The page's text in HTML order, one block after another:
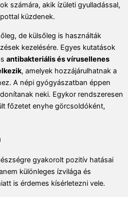
számára, akik ízületi gyulladással,
küzdenek.
de külsőleg is használták
kezelésére. Egyes kutatások
antibakteriális és vírusellenes
, amelyek hozzájárulhatnak a
A népi gyógyászatban éppen
neki. Egykor rendszeresen
főzetet enyhe görcsoldóként,
gyakorolt pozitív hatásai
különleges ízvilága és
is érdemes kísérletezni vele.